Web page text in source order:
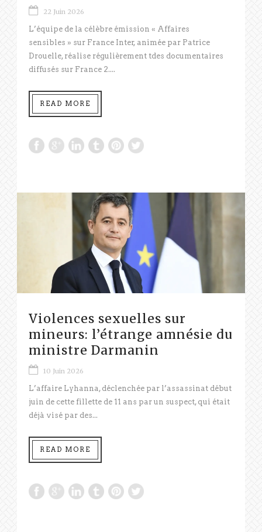
22 Juin 2026
L’équipe de la célèbre émission « Affaires
sensibles » sur France Inter, animée par Patrice
Drouelle, réalise régulièrement tdes documentaires
diffusés sur France 2....
READ MORE
Violences sexuelles sur
mineurs: l’étrange amnésie du
ministre Darmanin
10 Juin 2026
L’affaire Lyhanna, déclenchée par l’assassinat début
juin de cette fillette de 11 ans par un suspect, qui était
déjà visé par des...
READ MORE